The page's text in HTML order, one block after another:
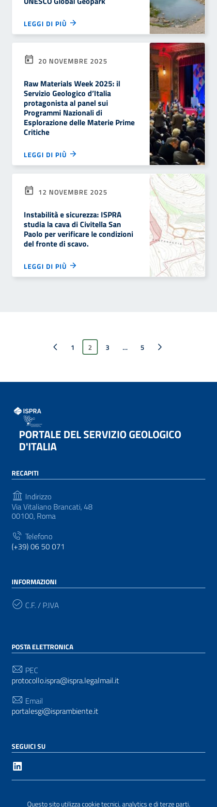
Questo sito utilizza cookie tecnici, analytics e di terze parti.
LEGGI DI PIÙ
20 NOVEMBRE 2025
Raw Materials Week 2025: il
Servizio Geologico d’Italia
protagonista al panel sui
Programmi Nazionali di
Esplorazione delle Materie Prime
Critiche
LEGGI DI PIÙ
12 NOVEMBRE 2025
Instabilità e sicurezza: ISPRA
studia la cava di Civitella San
Paolo per verificare le condizioni
del fronte di scavo.
LEGGI DI PIÙ
Pagina precedente
1 2 3 … 5
Pagina successiva
PORTALE DEL SERVIZIO GEOLOGICO
D'ITALIA
RECAPITI
Indirizzo
Via Vitaliano Brancati, 48
00100, Roma
Telefono
(+39) 06 50 071
INFORMAZIONI
C.F. / P.IVA
POSTA ELETTRONICA
PEC
protocollo.ispra@ispra.legalmail.it
Email
portalesgi@isprambiente.it
SEGUICI SU